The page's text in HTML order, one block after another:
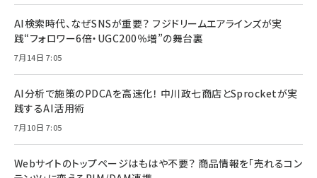
AI検索時代、なぜSNSが重要？ フジドリームエアラインズが実
践“フォロワー6倍・UGC200％増”の舞台裏
7月14日 7:05
AI分析で施策のPDCAを高速化！ 中川政七商店とSprocketが実
践するAI活用術
7月10日 7:05
Webサイトのトップページはもはや不要？ 商品情報を「売れるコン